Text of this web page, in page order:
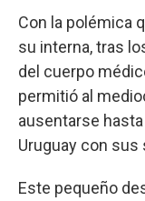
Con la polémica
su interna, tras
del cuerpo
permitió al
ausentarse
Uruguay con
Este pequeño